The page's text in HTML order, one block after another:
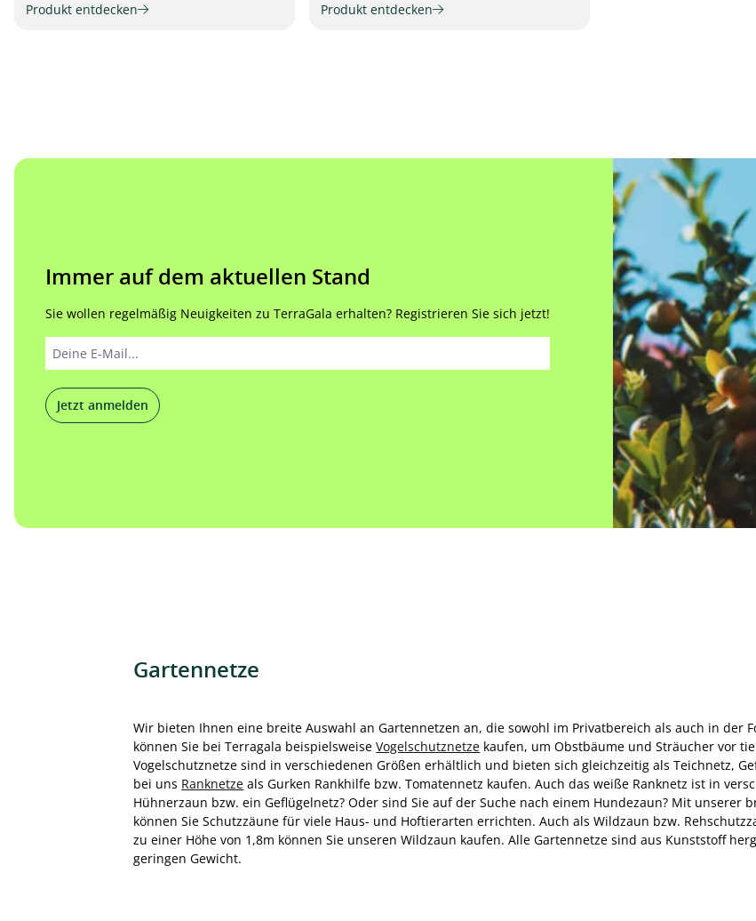
Produkt entdecken
Produkt entdecken
Immer auf dem aktuellen Stand
Sie wollen regelmäßig Neuigkeiten zu TerraGala erhalten? Registrieren Sie sich jetzt!
Jetzt anmelden
Gartennetze
Wir bieten Ihnen eine breite Auswahl an Gartennetzen an, die sowohl im Privatbereich als auch in der
können Sie bei Terragala beispielsweiseVogelschutznetze kaufen, um Obstbäume und Sträucher vor
Vogelschutznetze sind in verschiedenen Größen erhältlich und bieten sich gleichzeitig als Teichnetz,
bei uns Ranknetze als Gurken Rankhilfe bzw. Tomatennetz kaufen. Auch das weiße Ranknetz ist in
Hühnerzaun bzw. ein Geflügelnetz? Oder sind Sie auf der Suche nach einem Hundezaun? Mit unserer
können Sie Schutzzäune für viele Haus- und Hoftierarten errichten. Auch als Wildzaun bzw.
zu einer Höhe von 1,8m können Sie unseren Wildzaun kaufen. Alle Gartennetze sind aus Kunststoff
geringen Gewicht.